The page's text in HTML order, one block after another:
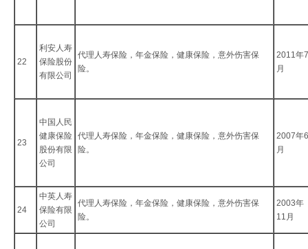
22
利安人寿
保险股份
有限公司
代理人寿保险，年金保险，健康保险，意外伤害保
险。
2011年
月
23
中国人民
健康保险
股份有限
公司
代理人寿保险，年金保险，健康保险，意外伤害保
险。
2007年
月
24
中英人寿
保险有限
公司
代理人寿保险，年金保险，健康保险，意外伤害保
险。
2003年
11月